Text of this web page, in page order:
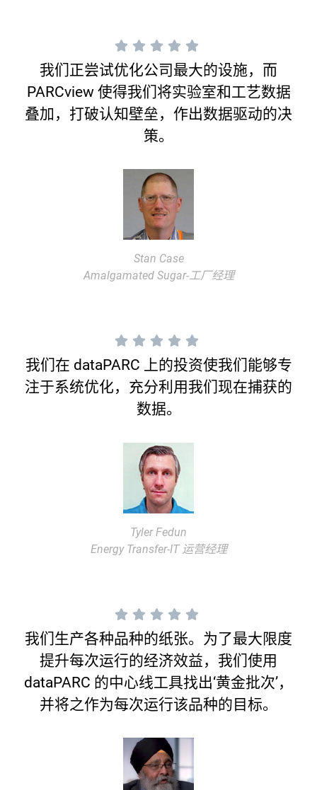
我们正尝试优化公司最大的设施，而
PARCview 使得我们将实验室和工艺数据
叠加，打破认知壁垒，作出数据驱动的决
策。
Stan Case
Amalgamated Sugar-工厂经理
我们在 dataPARC 上的投资使我们能够专
注于系统优化，充分利用我们现在捕获的
数据。
Tyler Fedun
Energy Transfer-IT 运营经理
我们生产各种品种的纸张。为了最大限度
提升每次运行的经济效益，我们使用
dataPARC 的中心线工具找出‘黄金批次’，
并将之作为每次运行该品种的目标。